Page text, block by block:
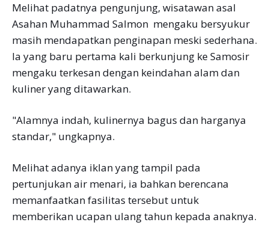
Melihat padatnya pengunjung, wisatawan asal
Asahan Muhammad Salmon mengaku bersyukur
masih mendapatkan penginapan meski sederhana.
Ia yang baru pertama kali berkunjung ke Samosir
mengaku terkesan dengan keindahan alam dan
kuliner yang ditawarkan.
"Alamnya indah, kulinernya bagus dan harganya
standar," ungkapnya.
Melihat adanya iklan yang tampil pada
pertunjukan air menari, ia bahkan berencana
memanfaatkan fasilitas tersebut untuk
memberikan ucapan ulang tahun kepada anaknya.